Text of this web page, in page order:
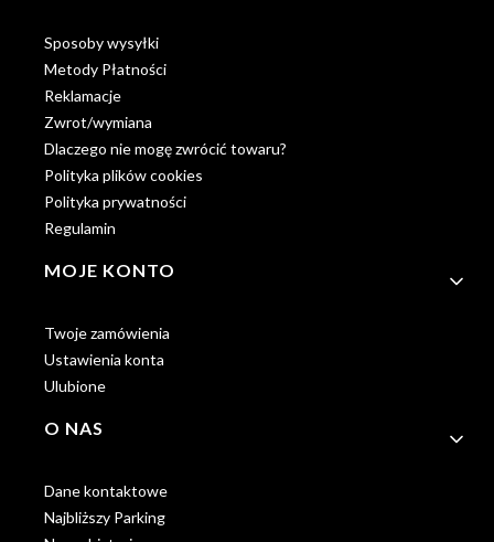
Sposoby wysyłki
Metody Płatności
Reklamacje
Zwrot/wymiana
Dlaczego nie mogę zwrócić towaru?
Polityka plików cookies
Polityka prywatności
Regulamin
MOJE KONTO
Twoje zamówienia
Ustawienia konta
Ulubione
O NAS
Dane kontaktowe
Najbliższy Parking